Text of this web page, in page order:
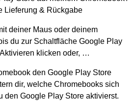
Lieferung & Rückgabe
deiner Maus oder deinem
du zur Schaltfläche Google Play
klicken oder, …
den Google Play Store
dir, welche Chromebooks sich
den Google Play Store aktivierst.